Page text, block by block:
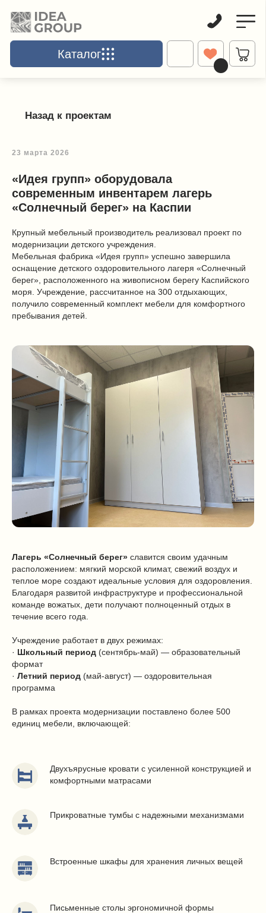
Каталог
Каталог
23 марта 2026
«Идея групп» оборудовала
современным инвентарем лагерь
«Солнечный берег» на Каспии
Крупный мебельный производитель реализовал проект по
модернизации детского учреждения.
Мебельная фабрика «Идея групп» успешно завершила
оснащение детского оздоровительного лагеря «Солнечный
берег», расположенного на живописном берегу Каспийского
моря. Учреждение, рассчитанное на 300 отдыхающих,
получило современный комплект мебели для комфортного
пребывания детей.
Лагерь «Солнечный берег» славится своим удачным
расположением: мягкий морской климат, свежий воздух и
теплое море создают идеальные условия для оздоровления.
Благодаря развитой инфраструктуре и профессиональной
команде вожатых, дети получают полноценный отдых в
течение всего года.
Учреждение работает в двух режимах:
· Школьный период (сентябрь-май) — образовательный
формат
· Летний период (май-август) — оздоровительная
программа
В рамках проекта модернизации поставлено более 500
единиц мебели, включающей:
Двухъярусные кровати с усиленной конструкцией и
комфортными матрасами
Прикроватные тумбы с надежными механизмами
Встроенные шкафы для хранения личных вещей
Письменные столы эргономичной формы